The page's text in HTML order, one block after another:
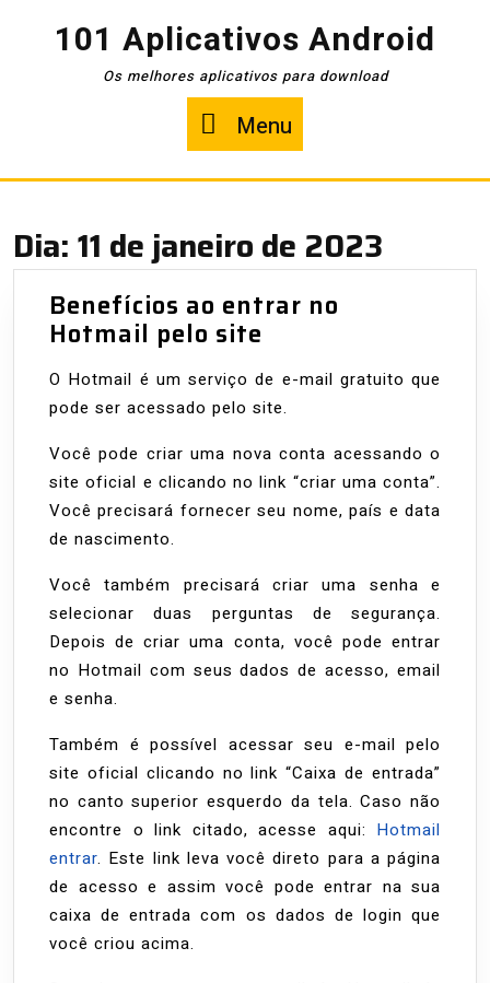
101 Aplicativos Android
Os melhores aplicativos para download
Menu
Dia:11 de janeiro de 2023
Benefícios ao entrar no
Hotmail pelo site
entrar
no
Hotmail
pelo
site
O Hotmail é um serviço de e-mail gratuito que
pode ser acessado pelo site.
Você pode criar uma nova conta acessando o
site oficial e clicando no link “criar uma conta”.
Você precisará fornecer seu nome, país e data
de nascimento.
Você também precisará criar uma senha e
selecionar duas perguntas de segurança.
Depois de criar uma conta, você pode entrar
no Hotmail com seus dados de acesso, email
e senha.
Também é possível acessar seu e-mail pelo
site oficial clicando no link “Caixa de entrada”
no canto superior esquerdo da tela. Caso não
encontre o link citado, acesse aqui: Hotmail
entrar. Este link leva você direto para a página
de acesso e assim você pode entrar na sua
caixa de entrada com os dados de login que
você criou acima.